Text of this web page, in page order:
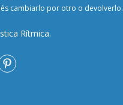
cambiarlo por otro o devolverlo.
Rítmica.